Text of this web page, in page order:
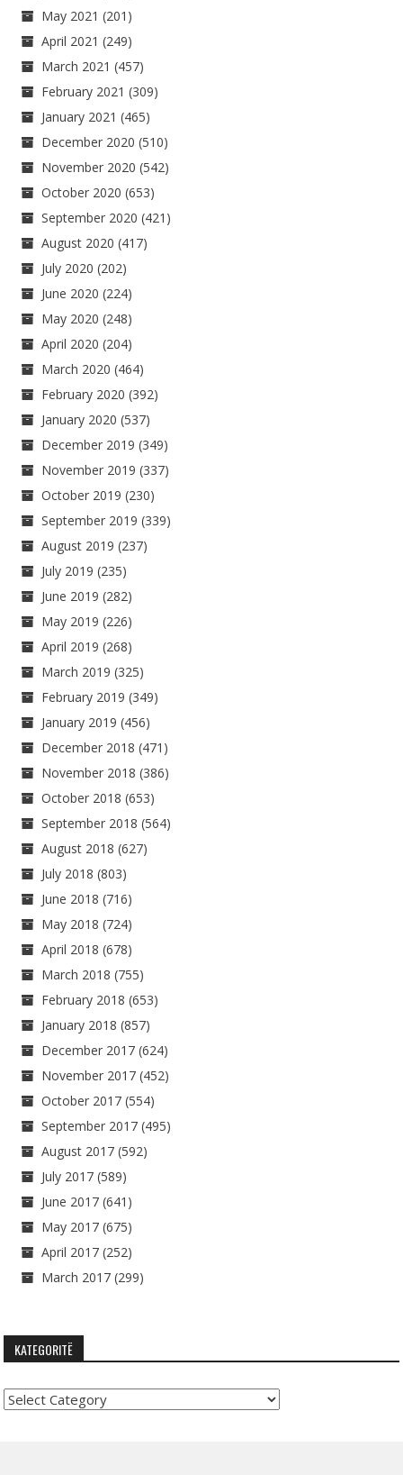
May 2021 (201)
April 2021 (249)
March 2021 (457)
February 2021 (309)
January 2021 (465)
December 2020 (510)
November 2020 (542)
October 2020 (653)
September 2020 (421)
August 2020 (417)
July 2020 (202)
June 2020 (224)
May 2020 (248)
April 2020 (204)
March 2020 (464)
February 2020 (392)
January 2020 (537)
December 2019 (349)
November 2019 (337)
October 2019 (230)
September 2019 (339)
August 2019 (237)
July 2019 (235)
June 2019 (282)
May 2019 (226)
April 2019 (268)
March 2019 (325)
February 2019 (349)
January 2019 (456)
December 2018 (471)
November 2018 (386)
October 2018 (653)
September 2018 (564)
August 2018 (627)
July 2018 (803)
June 2018 (716)
May 2018 (724)
April 2018 (678)
March 2018 (755)
February 2018 (653)
January 2018 (857)
December 2017 (624)
November 2017 (452)
October 2017 (554)
September 2017 (495)
August 2017 (592)
July 2017 (589)
June 2017 (641)
May 2017 (675)
April 2017 (252)
March 2017 (299)
KATEGORITË
Kategoritë